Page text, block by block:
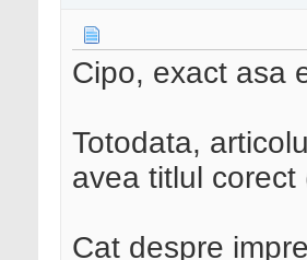
Cipo, exact asa
Totodata,
avea titlul
Cat despre